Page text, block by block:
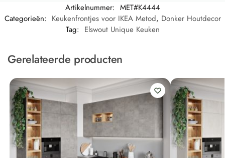
Artikelnummer: MET#K4444
Categorieën: Keukenfrontjes voor IKEA Metod, Donker Houtdecor
Tag: Elswout Unique Keuken
Gerelateerde producten